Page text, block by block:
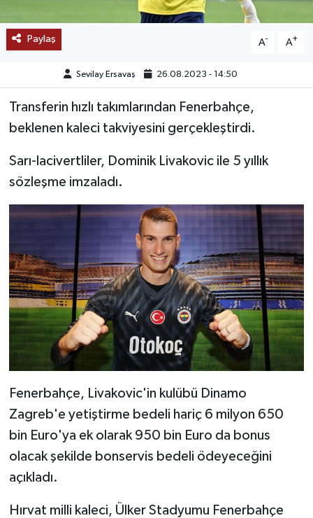
Paylaş A- A+
Sevilay Ersavaş 26.08.2023 - 14:50
Transferin hızlı takımlarından Fenerbahçe,
beklenen kaleci takviyesini gerçekleştirdi.
Sarı-lacivertliler, Dominik Livakovic ile 5 yıllık
sözleşme imzaladı.
Fenerbahçe, Livakovic'in kulübü Dinamo
Zagreb'e yetiştirme bedeli hariç 6 milyon 650
bin Euro'ya ek olarak 950 bin Euro da bonus
olacak şekilde bonservis bedeli ödeyeceğini
açıkladı.
Hırvat milli kaleci, Ülker Stadyumu Fenerbahçe
TREND
TEKNOLOJİ
YAŞAM
KÜLTÜR SANAT